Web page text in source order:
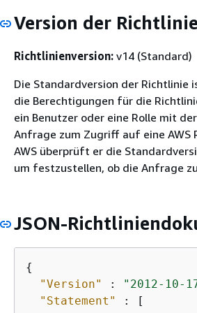
Version der Richtlinie
Richtlinienversion: v14 (Standard)
Die Standardversion der Richtlinie
die Berechtigungen für die
ein Benutzer oder eine Rolle mit
Anfrage zum Zugriff auf eine AWS
AWS überprüft er die
um festzustellen, ob die Anfrage
JSON-
{
"Version"
: "2012-10-
"Statement"
: [